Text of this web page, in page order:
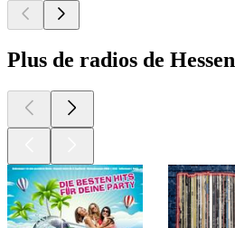
Plus de radios de Hessen